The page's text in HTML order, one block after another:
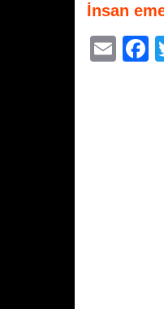
İnsan
E
F